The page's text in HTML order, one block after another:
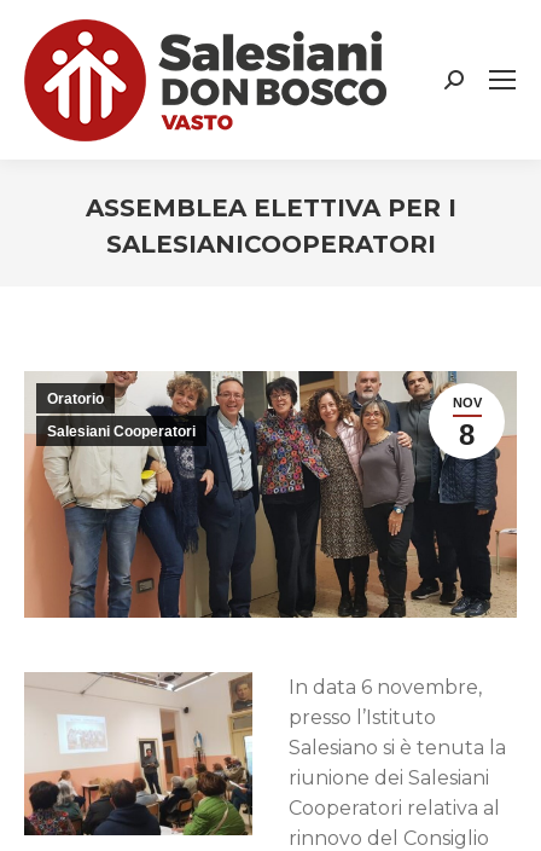
Search:
ASSEMBLEA ELETTIVA PER I
SALESIANICOOPERATORI
NOV
8
Oratorio
Salesiani Cooperatori
In data 6 novembre,
presso l’Istituto
Salesiano si è tenuta la
riunione dei Salesiani
Cooperatori relativa al
rinnovo del Consiglio